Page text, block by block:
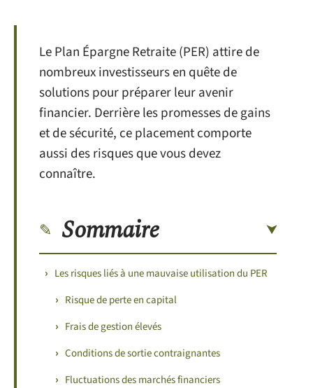
Le Plan Épargne Retraite (PER) attire de
nombreux investisseurs en quête de
solutions pour préparer leur avenir
financier. Derrière les promesses de gains
et de sécurité, ce placement comporte
aussi des risques que vous devez
connaître.
Sommaire
Les risques liés à une mauvaise utilisation du PER
Risque de perte en capital
Frais de gestion élevés
Conditions de sortie contraignantes
Fluctuations des marchés financiers